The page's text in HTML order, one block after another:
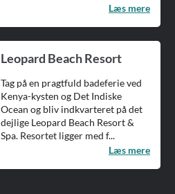
Læs mere
Leopard Beach Resort
Tag på en pragtfuld badeferie ved
Kenya-kysten og Det Indiske
Ocean og bliv indkvarteret på det
dejlige Leopard Beach Resort &
Spa. Resortet ligger med f...
Læs mere